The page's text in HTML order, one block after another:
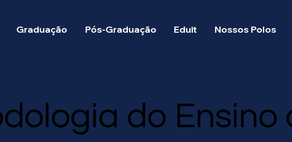
Graduação Pós-Graduação Eduit Nossos Polos
do Ensino